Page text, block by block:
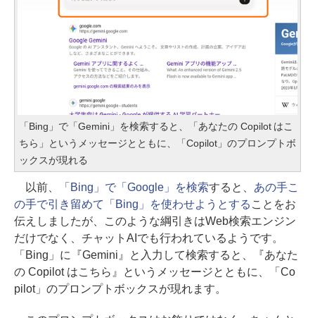
「Bing」で「Gemini」を検索すると、「あなたの Copilot はこ
ちら」というメッセージとともに、「Copilot」のプロンプトボ
ックスが現れる
以前、 「Bing」で「Google」を検索すると、 あの手こ
の手で引き留めて「Bing」を使わせようとする ことをお
伝えしましたが、このような綱引きはWeb検索エンジン
だけでなく、チャットAIでも行われているようです。
「Bing」に『Gemini』と入力して検索すると、『あなた
の Copilot はこちら』というメッセージとともに、「Co
pilot」のプロンプトボックスが現れます。